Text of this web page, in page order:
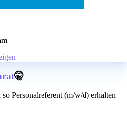
🤫
Personalreferent (m/w/d) erhalten